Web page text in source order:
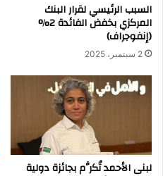
السبب الرئيسي لقرار البنك
المركزي بخفض الفائدة 2%
(إنفوجراف)
2 سبتمبر، 2025
لبنى الأحمد تُكرَّم بجائزة دولية